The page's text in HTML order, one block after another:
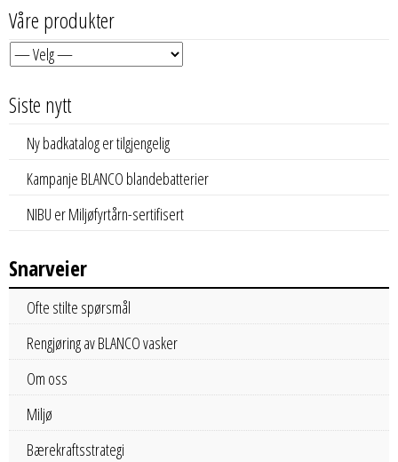
Våre produkter
Siste nytt
Ny badkatalog er tilgjengelig
Kampanje BLANCO blandebatterier
NIBU er Miljøfyrtårn-sertifisert
Snarveier
Ofte stilte spørsmål
Rengjøring av BLANCO vasker
Om oss
Miljø
Bærekraftsstrategi